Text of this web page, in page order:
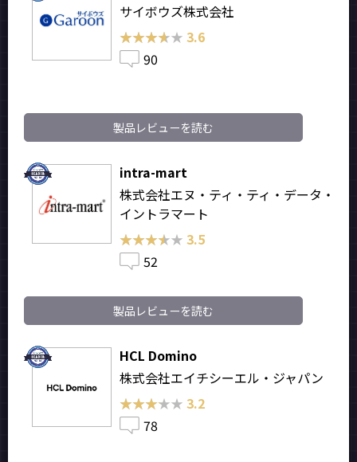
サイボウズ株式会社
★★★★★
★★★★★ 3.6
90
製品レビューを読む
intra-mart
株式会社エヌ・ティ・ティ・データ・
イントラマート
★★★★★
★★★★★ 3.5
52
製品レビューを読む
HCL Domino
株式会社エイチシーエル・ジャパン
★★★★★
★★★★★ 3.2
78